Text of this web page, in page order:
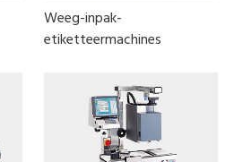
Weeg-inpak-
etiketteermachines